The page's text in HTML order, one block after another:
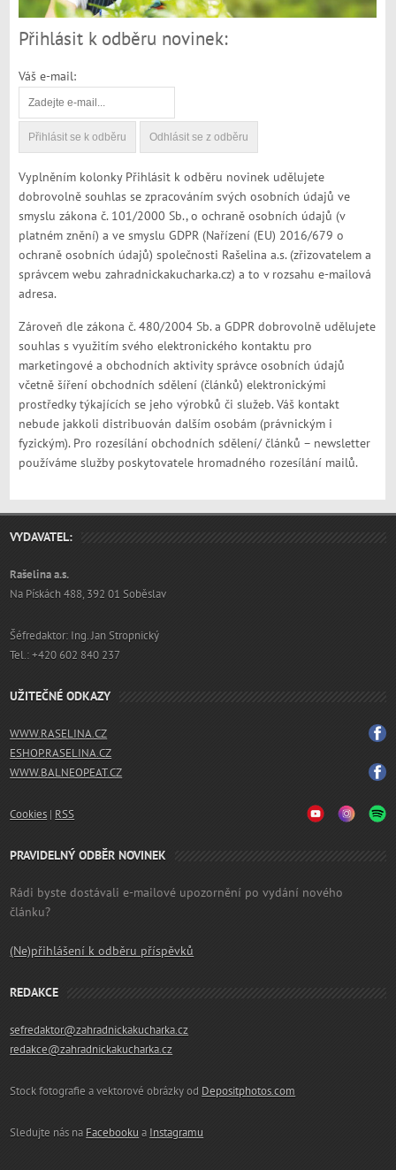
Přihlásit k odběru novinek:
Váš e-mail:
Vyplněním kolonky Přihlásit k odběru novinek udělujete
dobrovolně souhlas se zpracováním svých osobních údajů ve
smyslu zákona č. 101/2000 Sb., o ochraně osobních údajů (v
platném znění) a ve smyslu GDPR (Nařízení (EU) 2016/679 o
ochraně osobních údajů) společnosti Rašelina a.s. (zřizovatelem a
správcem webu zahradnickakucharka.cz) a to v rozsahu e-mailová
adresa.
Zároveň dle zákona č. 480/2004 Sb. a GDPR dobrovolně udělujete
souhlas s využitím svého elektronického kontaktu pro
marketingové a obchodních aktivity správce osobních údajů
včetně šíření obchodních sdělení (článků) elektronickými
prostředky týkajících se jeho výrobků či služeb. Váš kontakt
nebude jakkoli distribuován dalším osobám (právnickým i
fyzickým). Pro rozesílání obchodních sdělení/ článků – newsletter
používáme služby poskytovatele hromadného rozesílání mailů.
VYDAVATEL:
Rašelina a.s.
Na Pískách 488, 392 01 Soběslav
Šéfredaktor: Ing. Jan Stropnický
Tel.: +420 602 840 237
UŽITEČNÉ ODKAZY
WWW.RASELINA.CZ
ESHOP.RASELINA.CZ
WWW.BALNEOPEAT.CZ
Cookies | RSS
PRAVIDELNÝ ODBĚR NOVINEK
Rádi byste dostávali e-mailové upozornění po vydání nového
článku?
(Ne)přihlášení k odběru příspěvků
REDAKCE
sefredaktor@zahradnickakucharka.cz
redakce@zahradnickakucharka.cz
Stock fotografie a vektorové obrázky od Depositphotos.com
Sledujte nás na Facebooku a Instagramu